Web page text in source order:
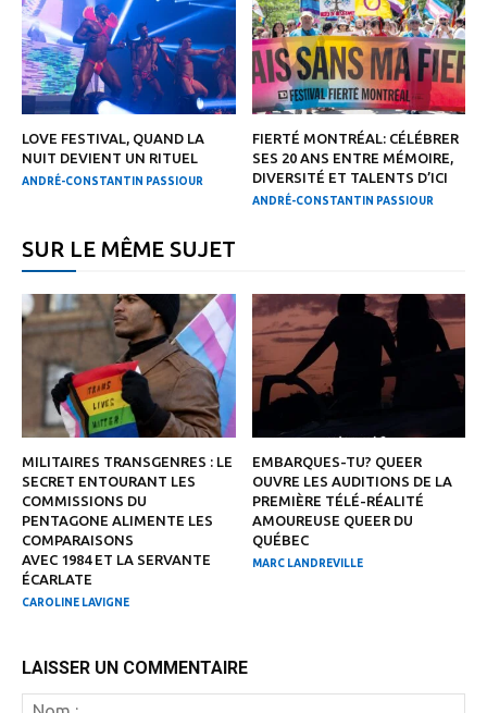
LOVE FESTIVAL, QUAND LA
NUIT DEVIENT UN RITUEL
ANDRÉ-CONSTANTIN PASSIOUR
FIERTÉ MONTRÉAL: CÉLÉBRER
SES 20 ANS ENTRE MÉMOIRE,
DIVERSITÉ ET TALENTS D’ICI
ANDRÉ-CONSTANTIN PASSIOUR
SUR LE MÊME SUJET
MILITAIRES TRANSGENRES : LE
SECRET ENTOURANT LES
COMMISSIONS DU
PENTAGONE ALIMENTE LES
COMPARAISONS
AVEC 1984 ET LA SERVANTE
ÉCARLATE
CAROLINE LAVIGNE
EMBARQUES-TU? QUEER
OUVRE LES AUDITIONS DE LA
PREMIÈRE TÉLÉ-RÉALITÉ
AMOUREUSE QUEER DU
QUÉBEC
MARC LANDREVILLE
LAISSER UN COMMENTAIRE